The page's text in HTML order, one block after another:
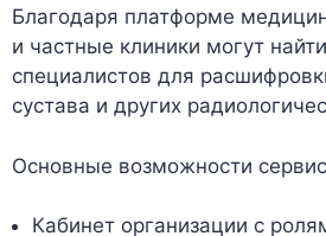
Благодаря платформе
и частные клиники могут
специалистов для
сустава и других
Основные возможности
Кабинет организации с